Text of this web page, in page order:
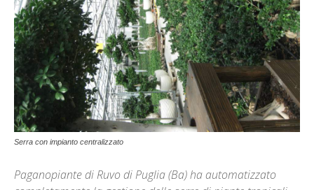
Serra con impianto centralizzato
Paganopiante di Ruvo di Puglia (Ba) ha automatizzato